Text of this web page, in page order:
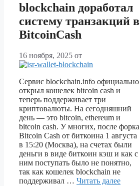
blockchain доработал
систему транзакций в
BitcoinCash
16 ноября, 2025 от
Сервис blockchain.info официально
открыл кошелек bitcoin cash и
теперь поддерживает три
криптовалюты. На сегодняшний
день — это bitcoin, ethereum и
bitcoin cash. У многих, после форка
Bitcoin Cash от биткоина 1 августа
в 15:20 (Москва), на счетах были
деньги в виде биткоин кэш и как с
ним поступать было не понятно,
так как кошелек blockchain не
поддерживал … Читать далее